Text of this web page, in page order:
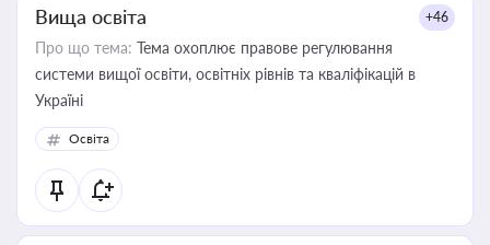
Вища освіта +46
Про що тема: Тема охоплює правове регулювання
системи вищої освіти, освітніх рівнів та кваліфікацій в
Україні
Освіта